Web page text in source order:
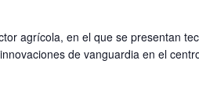
agrícola, en el que se presentan
de vanguardia en el